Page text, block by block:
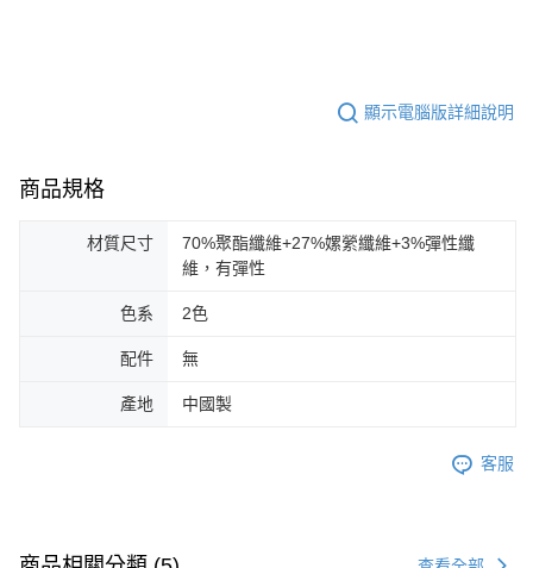
顯示電腦版詳細說明
商品規格
材質尺寸
70%聚酯纖維+27%嫘縈纖維+3%彈性纖
維，有彈性
色系 2色
配件 無
產地 中國製
客服